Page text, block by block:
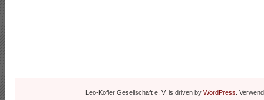
Leo-Kofler Gesellschaft e. V. is driven by WordPress .